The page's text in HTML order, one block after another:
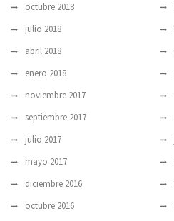
octubre 2018
julio 2018
abril 2018
enero 2018
noviembre 2017
septiembre 2017
julio 2017
mayo 2017
diciembre 2016
octubre 2016